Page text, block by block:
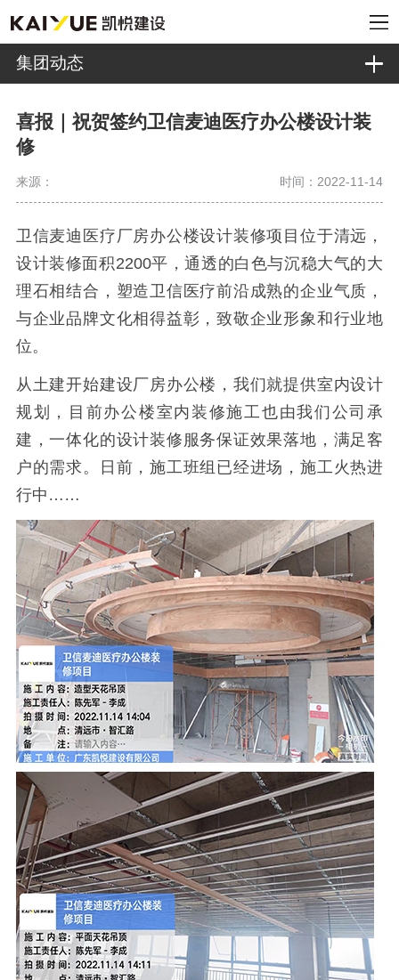
集团动态
喜报｜祝贺签约卫信麦迪医疗办公楼设计装
修
来源： 时间：2022-11-14
卫信麦迪医疗厂房办公楼设计装修项目位于清远，
设计装修面积2200平，通透的白色与沉稳大气的大
理石相结合，塑造卫信医疗前沿成熟的企业气质，
与企业品牌文化相得益彰，致敬企业形象和行业地
位。
从土建开始建设厂房办公楼，我们就提供室内设计
规划，目前办公楼室内装修施工也由我们公司承
建，一体化的设计装修服务保证效果落地，满足客
户的需求。日前，施工班组已经进场，施工火热进
行中……